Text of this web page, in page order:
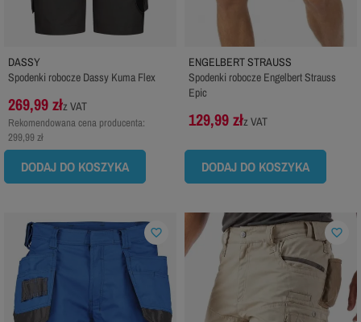
DASSY
Spodenki robocze Dassy Kuma Flex
269,99 złz VAT
Rekomendowana cena producenta:
299,99 zł
DODAJ DO KOSZYKA
ENGELBERT STRAUSS
Spodenki robocze Engelbert Strauss
Epic
129,99 złz VAT
DODAJ DO KOSZYKA
favorite_border favorite_border